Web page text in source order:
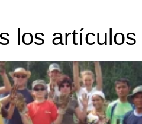
los artículos